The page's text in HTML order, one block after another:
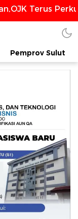
Terus
Pemprov Sulut